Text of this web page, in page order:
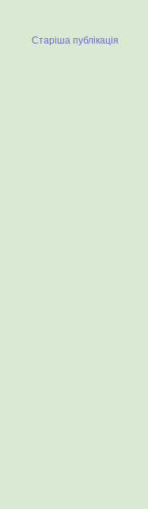
Старіша публікація